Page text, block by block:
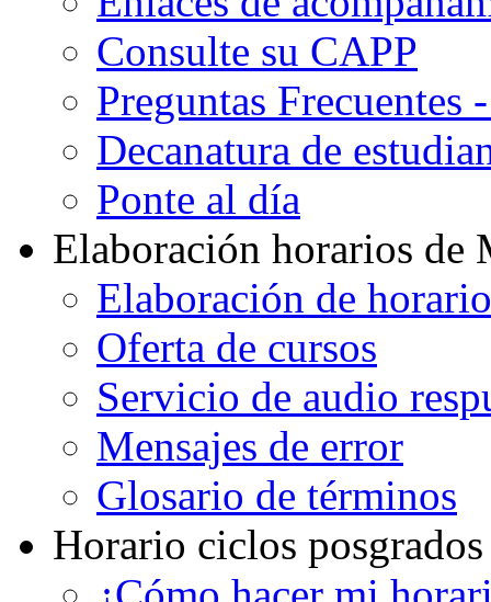
Consulte su CAPP
Preguntas Frecuentes
Decanatura de
Ponte al día
Elaboración horarios de
Elaboración de
Oferta de cursos
Servicio de audio
Mensajes de error
Glosario de términos
Horario ciclos posgrados